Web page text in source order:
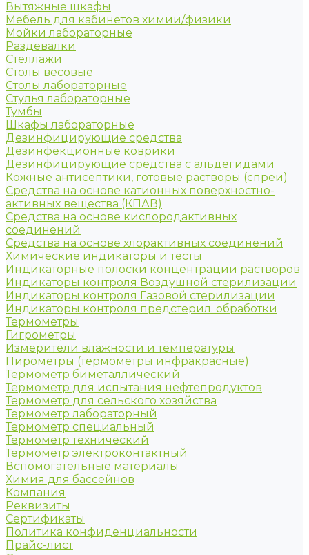
Вытяжные шкафы
Мебель для кабинетов химии/физики
Мойки лабораторные
Раздевалки
Стеллажи
Столы весовые
Столы лабораторные
Стулья лабораторные
Тумбы
Шкафы лабораторные
Дезинфицирующие средства
Дезинфекционные коврики
Дезинфицирующие средства с альдегидами
Кожные антисептики, готовые растворы (спреи)
Средства на основе катионных поверхностно-
активных вещества (КПАВ)
Средства на основе кислородактивных
соединений
Средства на основе хлорактивных соединений
Химические индикаторы и тесты
Индикаторные полоски концентрации растворов
Индикаторы контроля Воздушной стерилизации
Индикаторы контроля Газовой стерилизации
Индикаторы контроля предстерил. обработки
Термометры
Гигрометры
Измерители влажности и температуры
Пирометры (термометры инфракрасные)
Термометр биметаллический
Термометр для испытания нефтепродуктов
Термометр для сельского хозяйства
Термометр лабораторный
Термометр специальный
Термометр технический
Термометр электроконтактный
Вспомогательные материалы
Химия для бассейнов
Компания
Реквизиты
Сертификаты
Политика конфиденциальности
Прайс-лист